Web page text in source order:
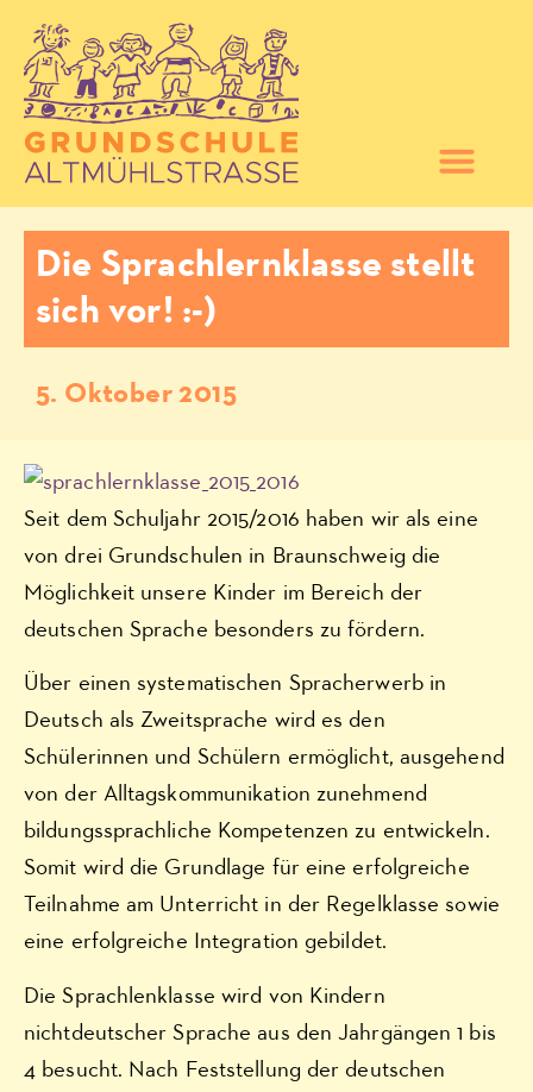
Die Sprachlernklasse stellt
sich vor! :-)
5. Oktober 2015
Seit dem Schuljahr 2015/2016 haben wir als eine
von drei Grundschulen in Braunschweig die
Möglichkeit unsere Kinder im Bereich der
deutschen Sprache besonders zu fördern.
Über einen systematischen Spracherwerb in
Deutsch als Zweitsprache wird es den
Schülerinnen und Schülern ermöglicht, ausgehend
von der Alltagskommunikation zunehmend
bildungssprachliche Kompetenzen zu entwickeln.
Somit wird die Grundlage für eine erfolgreiche
Teilnahme am Unterricht in der Regelklasse sowie
eine erfolgreiche Integration gebildet.
Die Sprachlenklasse wird von Kindern
nichtdeutscher Sprache aus den Jahrgängen 1 bis
4 besucht. Nach Feststellung der deutschen